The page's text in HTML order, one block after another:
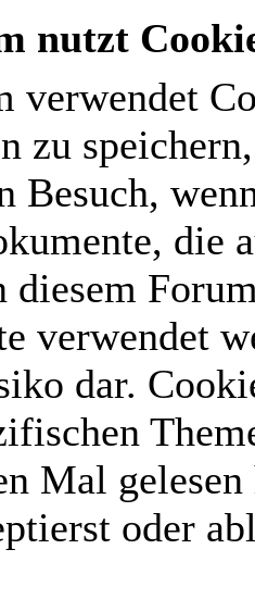
nutzt
verwendet
zu
Besuch,
die
verwendet
dar.
Mal
oder